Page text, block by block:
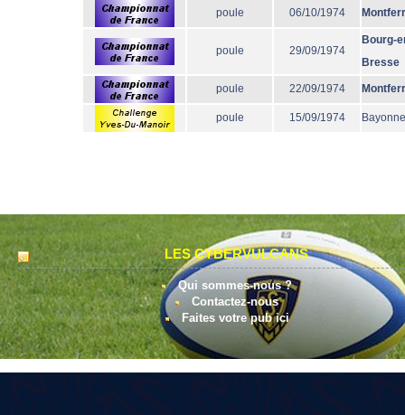
poule 06/10/1974
poule 29/09/1974
Bourg-
Bresse
poule 22/09/1974
poule 15/09/1974 Bayonne
LES CYBERVULCANS
Qui sommes-nous ?
Contactez-nous
Faites votre pub ici